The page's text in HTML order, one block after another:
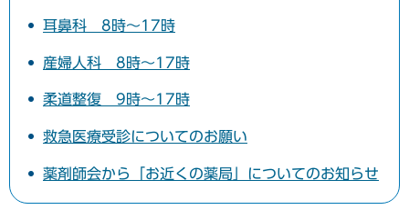
耳鼻科 8時～17時
産婦人科 8時～17時
柔道整復 9時～17時
救急医療受診についてのお願い
薬剤師会から「お近くの薬局」についてのお知らせ